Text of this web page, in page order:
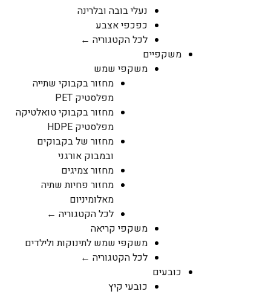
נעלי בובה ובלרינה
כפכפי אצבע
לכל הקטגוריה ←
משקפיים
משקפי שמש
מחזור בקבוקי שתייה
מפלסטיק PET
מחזור בקבוקי טואלטיקה
מפלסטיק HDPE
מחזור של בקבוקים
ובמבוק אורגני
מחזור צמיגים
מחזור פחיות שתיה
מאלומיניום
לכל הקטגוריה ←
משקפי קריאה
משקפי שמש לתינוקות ולילדים
לכל הקטגוריה ←
כובעים
כובעי קיץ